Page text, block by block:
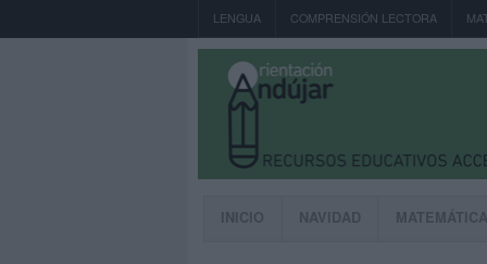
LENGUA COMPRENSIÓN LECTORA
INICIO NAVIDAD